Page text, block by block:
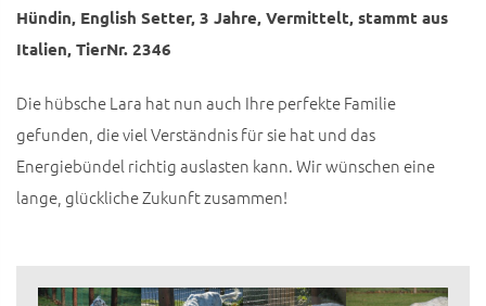
Hündin, English Setter, 3 Jahre, Vermittelt, stammt aus
Italien, TierNr. 2346
Die hübsche Lara hat nun auch Ihre perfekte Familie
gefunden, die viel Verständnis für sie hat und das
Energiebündel richtig auslasten kann. Wir wünschen eine
lange, glückliche Zukunft zusammen!